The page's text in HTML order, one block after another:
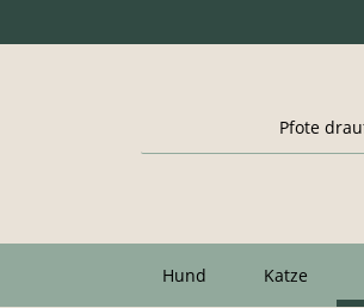
Hund Katze